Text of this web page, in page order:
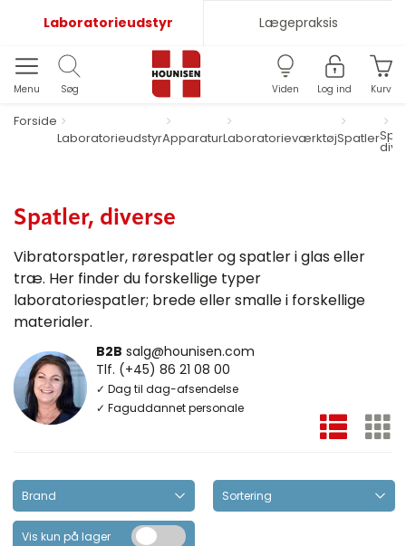
Laboratorieudstyr Lægepraksis
Menu Søg Viden Log ind Kurv
Forside
LaboratorieudstyrApparaturLaboratorieværktøjSpatler
Spatler, diverse
Vibratorspatler, rørespatler og spatler i glas eller
træ. Her finder du forskellige typer
laboratoriespatler; brede eller smalle i forskellige
materialer.
B2B salg@hounisen.com
Tlf. (+45) 86 21 08 00
✓ Dag til dag-afsendelse
✓ Faguddannet personale
Vis kun på lager